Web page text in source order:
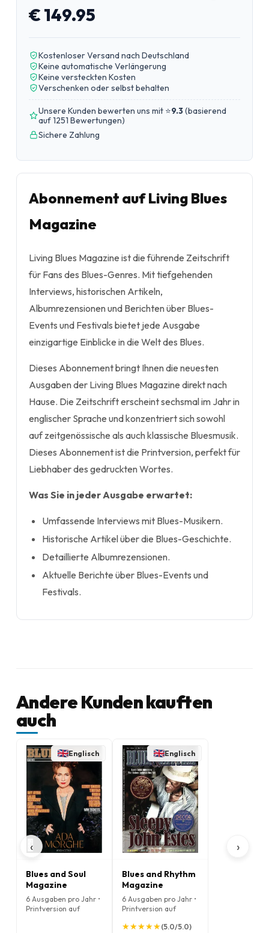
€ 149.95
Kostenloser Versand nach Deutschland
Keine automatische Verlängerung
Keine versteckten Kosten
Verschenken oder selbst behalten
Unsere Kunden bewerten uns mit ⭐9.3(basierend
auf 1251 Bewertungen)
Sichere Zahlung
Abonnement auf Living Blues
Magazine
Living Blues Magazine ist die führende Zeitschrift
für Fans des Blues-Genres. Mit tiefgehenden
Interviews, historischen Artikeln,
Albumrezensionen und Berichten über Blues-
Events und Festivals bietet jede Ausgabe
einzigartige Einblicke in die Welt des Blues.
Dieses Abonnement bringt Ihnen die neuesten
Ausgaben der Living Blues Magazine direkt nach
Hause. Die Zeitschrift erscheint sechsmal im Jahr in
englischer Sprache und konzentriert sich sowohl
auf zeitgenössische als auch klassische Bluesmusik.
Dieses Abonnement ist die Printversion, perfekt für
Liebhaber des gedruckten Wortes.
Was Sie in jeder Ausgabe erwartet:
Umfassende Interviews mit Blues-Musikern.
Historische Artikel über die Blues-Geschichte.
Detaillierte Albumrezensionen.
Aktuelle Berichte über Blues-Events und
Festivals.
Andere Kunden kauften
auch
‹
Englisch
Blues and Soul
Magazine
6 Ausgaben pro Jahr •
Printversion auf
Englisch
Blues and Rhythm
Magazine
6 Ausgaben pro Jahr •
Printversion auf
★
★★
★★
★★
★★
★(5.0/5.0)
›